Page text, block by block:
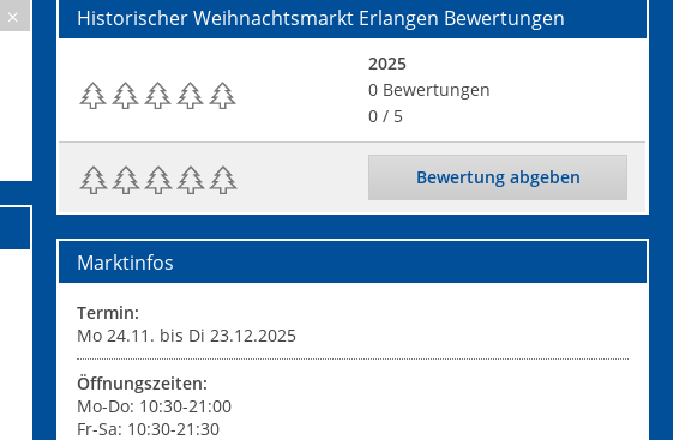
Historischer Weihnachtsmarkt Erlangen Bewertungen
2025
0 Bewertungen
0 / 5
Bewertung abgeben
Marktinfos
Termin:
Mo 24.11. bis Di 23.12.2025
Öffnungszeiten:
Mo-Do: 10:30-21:00
Fr-Sa: 10:30-21:30